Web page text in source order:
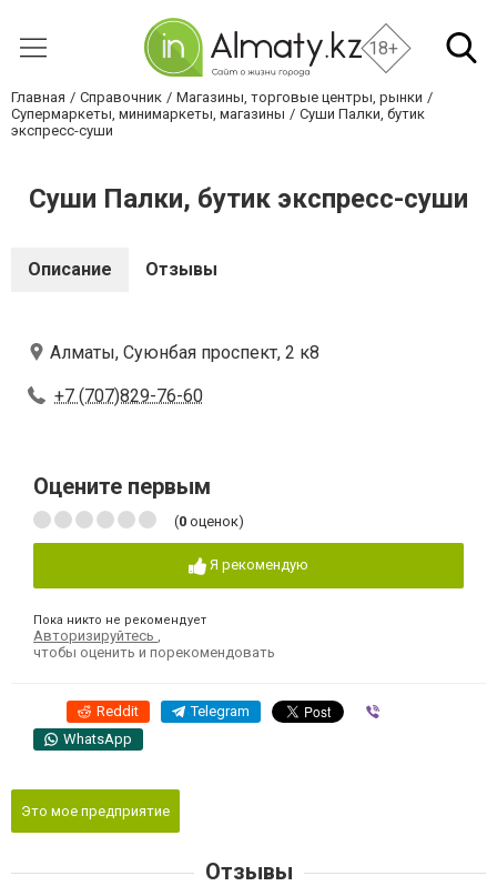
18+
Главная Справочник
Магазины, торговые центры, рынки
Супермаркеты, минимаркеты, магазины
Суши Палки, бутик
экспресс-суши
Суши Палки, бутик экспресс-суши
Описание Отзывы
Алматы, Суюнбая проспект, 2 к8
+7 (707)829-76-60
Оцените первым
(0 оценок)
Я рекомендую
Пока никто не рекомендует
Авторизируйтесь
чтобы оценить и порекомендовать
Reddit Telegram
WhatsApp
Это мое предприятие
Отзывы